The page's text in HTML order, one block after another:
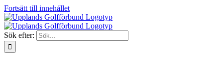
Fortsätt till innehållet
Sök efter: